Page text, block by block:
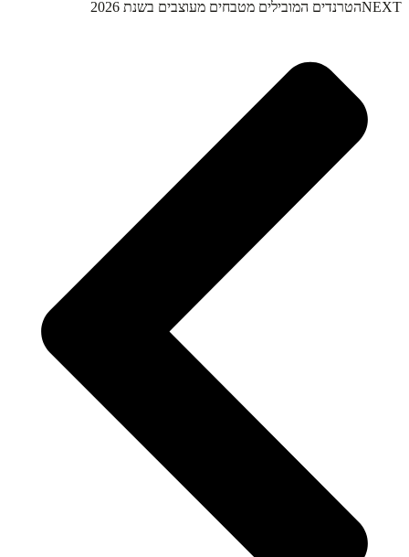
NEXTהטרנדים המובילים מטבחים מעוצבים בשנת 2026